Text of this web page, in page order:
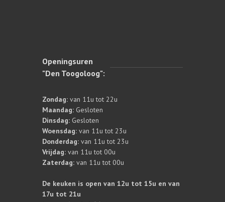
Openingsuren
"Den Toogoloog":
Zondag: van 11u tot 22u
Maandag: Gesloten
Dinsdag: Gesloten
Woensdag: van 11u tot 23u
Donderdag: van 11u tot 23u
Vrijdag: van 11u tot 00u
Zaterdag: van 11u tot 00u
De keuken is open van 12u tot 15u en van
17u tot 21u